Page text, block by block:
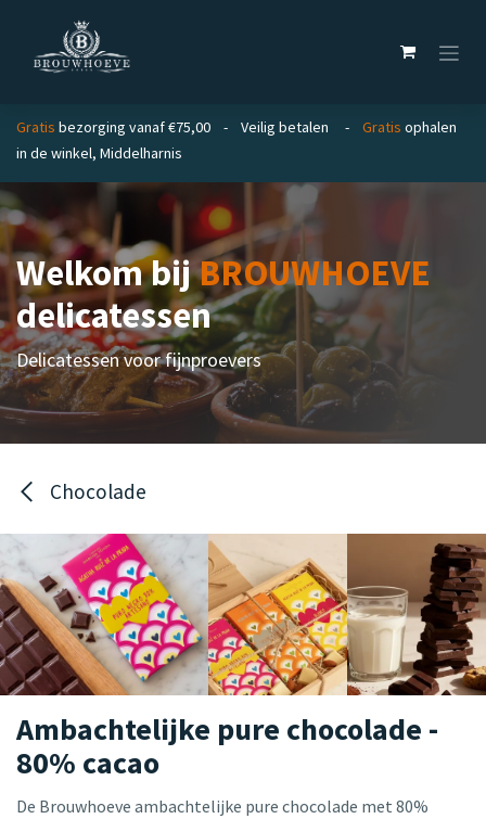
Overslaan naar inhoud
Gratis bezorging vanaf €75,00 - Veilig betalen - Gratis ophalen
in de winkel, Middelharnis
Welkom bijBROUWHOEVE
delicatessen
Delicatessen voor fijnproevers
Chocolade
Ambachtelijke pure chocolade -
80% cacao
De Brouwhoeve ambachtelijke pure chocolade met 80%